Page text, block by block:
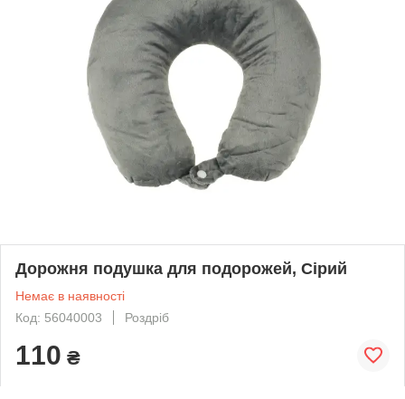
Дорожня подушка для подорожей, Сірий
Немає в наявності
Код: 56040003
Роздріб
110 ₴